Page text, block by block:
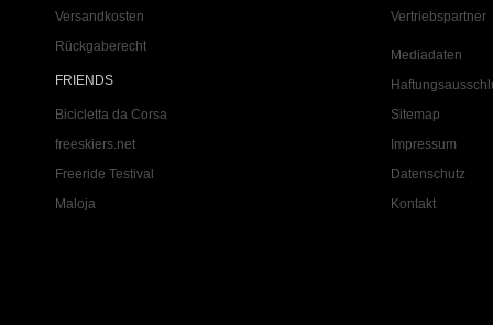
Versandkosten
Rückgaberecht
FRIENDS
Bicicletta da Corsa
freeskiers.net
Freeride Testival
Maloja
Vertriebspartner
Mediadaten
Sitemap
Impressum
Datenschutz
Kontakt